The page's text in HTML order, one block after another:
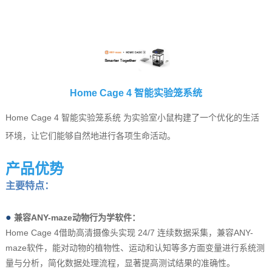
Home Cage 4 智能实验笼系统
Home Cage 4 智能实验笼系统 为实验室小鼠构建了一个优化的生活
环境，让它们能够自然地进行各项生命活动。
产品优势
主要特点：
● 兼容ANY-maze动物行为学软件：
Home Cage 4借助高清摄像头实现 24/7 连续数据采集，兼容ANY-
maze软件，能对动物的植物性、运动和认知等多方面变量进行系统测
量与分析，简化数据处理流程，显著提高测试结果的准确性。